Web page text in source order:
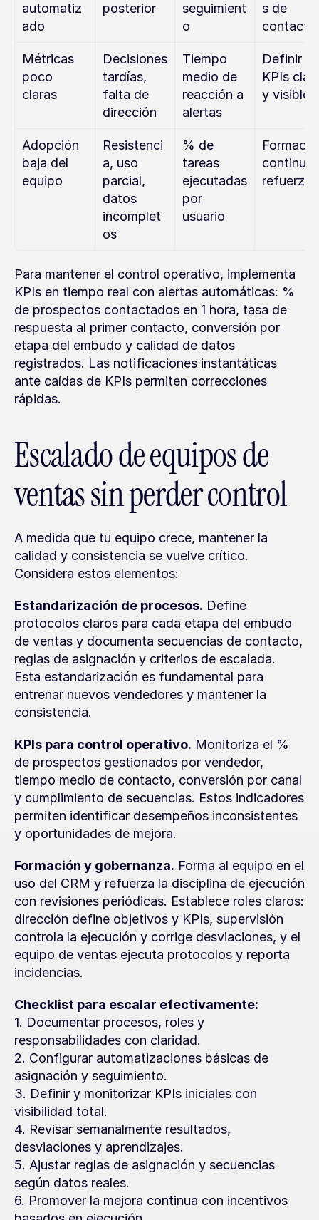
automatiz
ado
posterior
seguimient
o
s de
contacto
Métricas
poco
claras
Decisiones
tardías,
falta de
dirección
Tiempo
medio de
reacción a
alertas
Definir
KPIs
y visibles
Adopción
baja del
equipo
Resistenci
a, uso
parcial,
datos
incomplet
os
% de
tareas
ejecutadas
por
usuario
continua
refuerzo
Para mantener el control operativo, implementa
KPIs en tiempo real con alertas automáticas: %
de prospectos contactados en 1 hora, tasa de
respuesta al primer contacto, conversión por
etapa del embudo y calidad de datos
registrados. Las notificaciones instantáticas
ante caídas de KPIs permiten correcciones
rápidas.
Escalado de equipos de
ventas sin perder control
A medida que tu equipo crece, mantener la
calidad y consistencia se vuelve crítico.
Considera estos elementos:
Estandarización de procesos. Define
protocolos claros para cada etapa del embudo
de ventas y documenta secuencias de contacto,
reglas de asignación y criterios de escalada.
Esta estandarización es fundamental para
entrenar nuevos vendedores y mantener la
consistencia.
KPIs para control operativo. Monitoriza el %
de prospectos gestionados por vendedor,
tiempo medio de contacto, conversión por canal
y cumplimiento de secuencias. Estos indicadores
permiten identificar desempeños inconsistentes
y oportunidades de mejora.
Formación y gobernanza. Forma al equipo en el
uso del CRM y refuerza la disciplina de ejecución
con revisiones periódicas. Establece roles claros:
dirección define objetivos y KPIs, supervisión
controla la ejecución y corrige desviaciones, y el
equipo de ventas ejecuta protocolos y reporta
incidencias.
Checklist para escalar efectivamente:
1. Documentar procesos, roles y
responsabilidades con claridad.
2. Configurar automatizaciones básicas de
asignación y seguimiento.
3. Definir y monitorizar KPIs iniciales con
visibilidad total.
4. Revisar semanalmente resultados,
desviaciones y aprendizajes.
5. Ajustar reglas de asignación y secuencias
según datos reales.
6. Promover la mejora continua con incentivos